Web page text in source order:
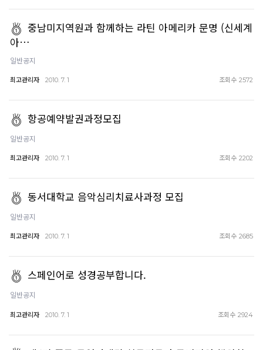
중남미지역원과 함께하는 라틴 아메리카 문명 (신세계
아…
일반공지
최고관리자 2010. 7. 1 조회수 2572
항공예약발권과정모집
일반공지
최고관리자 2010. 7. 1 조회수 2202
동서대학교 음악심리치료사과정 모집
일반공지
최고관리자 2010. 7. 1 조회수 2685
스페인어로 성경공부합니다.
일반공지
최고관리자 2010. 7. 1 조회수 2924